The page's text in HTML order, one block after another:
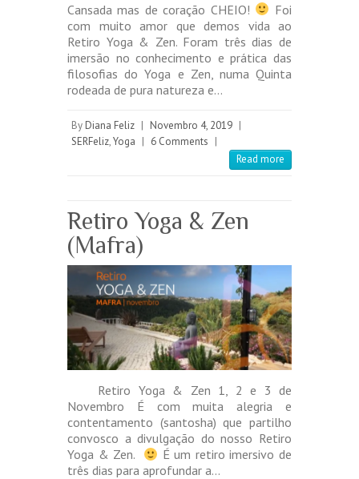
Cansada mas de coração CHEIO!
Foi
com muito amor que demos vida ao
Retiro Yoga & Zen. Foram três dias de
imersão no conhecimento e prática das
filosofias do Yoga e Zen, numa Quinta
rodeada de pura natureza e…
By Diana Feliz | Novembro 4, 2019 |
SERFeliz,Yoga | 6 Comments |
Read more
Retiro Yoga & Zen
(Mafra)
Retiro Yoga & Zen 1, 2 e 3 de
Novembro É com muita alegria e
contentamento (santosha) que partilho
convosco a divulgação do nosso Retiro
Yoga & Zen.
É um retiro imersivo de
três dias para aprofundar a…